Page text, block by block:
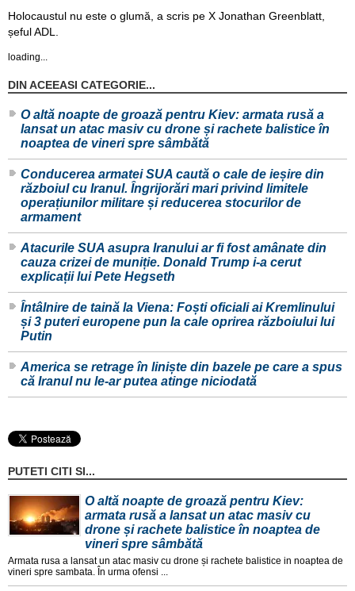
Holocaustul nu este o glumă, a scris pe X Jonathan Greenblatt,
șeful ADL.
loading...
DIN ACEEASI CATEGORIE...
O altă noapte de groază pentru Kiev: armata rusă a
lansat un atac masiv cu drone și rachete balistice în
noaptea de vineri spre sâmbătă
Conducerea armatei SUA caută o cale de ieșire din
războiul cu Iranul. Îngrijorări mari privind limitele
operațiunilor militare și reducerea stocurilor de
armament
Atacurile SUA asupra Iranului ar fi fost amânate din
cauza crizei de muniție. Donald Trump i-a cerut
explicații lui Pete Hegseth
Întâlnire de taină la Viena: Foști oficiali ai Kremlinului
și 3 puteri europene pun la cale oprirea războiului lui
Putin
America se retrage în liniște din bazele pe care a spus
că Iranul nu le-ar putea atinge niciodată
PUTETI CITI SI...
O altă noapte de groază pentru Kiev:
armata rusă a lansat un atac masiv cu
drone și rachete balistice în noaptea de
vineri spre sâmbătă
Armata rusa a lansat un atac masiv cu drone și rachete balistice in noaptea de
vineri spre sambata. În urma ofensi ...